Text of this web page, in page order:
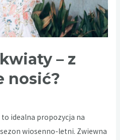
– z
nosić?
idealna propozycja na
wiosenno-letni. Zwiewna